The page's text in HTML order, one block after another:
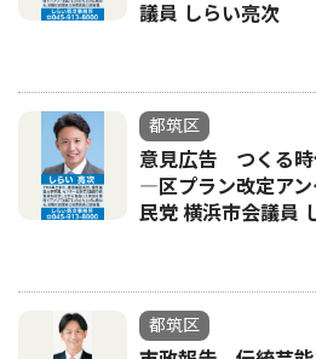
議員 しらい亮次
都筑区
意見広告 つくる時
―区プラン改定ア
民党 横浜市会議員
都筑区